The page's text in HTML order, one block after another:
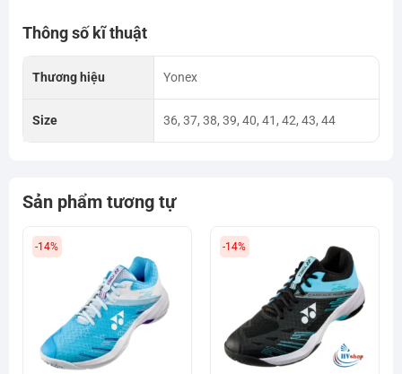
Thông số kĩ thuật
Thương hiệu Yonex
Size 36, 37, 38, 39, 40, 41, 42, 43, 44
Sản phẩm tương tự
-14% -14%